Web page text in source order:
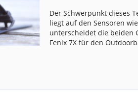
Der Schwerpunkt dieses
liegt auf den Sensoren
unterscheidet die beiden
Fenix 7X für den